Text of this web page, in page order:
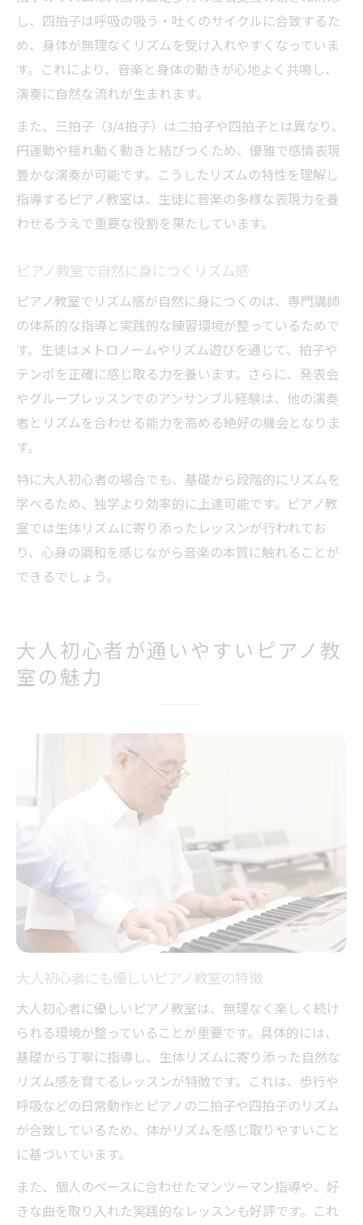
し、四拍子は呼吸の吸う・吐くのサイクルに合致するた
め、身体が無理なくリズムを受け入れやすくなっていま
す。これにより、音楽と身体の動きが心地よく共鳴し、
演奏に自然な流れが生まれます。
また、三拍子（3/4拍子）は二拍子や四拍子とは異なり、
円運動や揺れ動く動きと結びつくため、優雅で感情表現
豊かな演奏が可能です。こうしたリズムの特性を理解し
指導するピアノ教室は、生徒に音楽の多様な表現力を養
わせるうえで重要な役割を果たしています。
ピアノ教室で自然に身につくリズム感
ピアノ教室でリズム感が自然に身につくのは、専門講師
の体系的な指導と実践的な練習環境が整っているためで
す。生徒はメトロノームやリズム遊びを通じて、拍子や
テンポを正確に感じ取る力を養います。さらに、発表会
やグループレッスンでのアンサンブル経験は、他の演奏
者とリズムを合わせる能力を高める絶好の機会となりま
す。
特に大人初心者の場合でも、基礎から段階的にリズムを
学べるため、独学より効率的に上達可能です。ピアノ教
室では生体リズムに寄り添ったレッスンが行われてお
り、心身の調和を感じながら音楽の本質に触れることが
できるでしょう。
大人初心者が通いやすいピアノ教
室の魅力
大人初心者にも優しいピアノ教室の特徴
大人初心者に優しいピアノ教室は、無理なく楽しく続け
られる環境が整っていることが重要です。具体的には、
基礎から丁寧に指導し、生体リズムに寄り添った自然な
リズム感を育てるレッスンが特徴です。これは、歩行や
呼吸などの日常動作とピアノの二拍子や四拍子のリズム
が合致しているため、体がリズムを感じ取りやすいこと
に基づいています。
また、個人のペースに合わせたマンツーマン指導や、好
きな曲を取り入れた実践的なレッスンも好評です。これ